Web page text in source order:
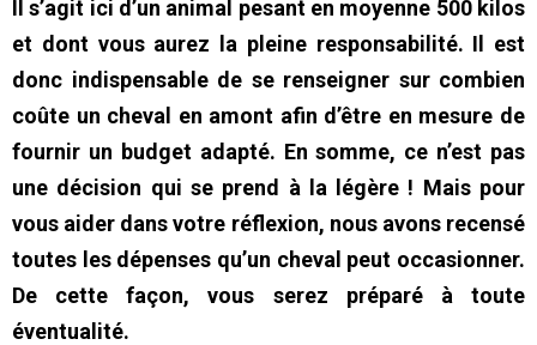
Il s’agit ici d’un animal pesant en moyenne 500 kilos
et dont vous aurez la pleine responsabilité. Il est
donc indispensable de se renseigner sur combien
coûte un cheval en amont afin d’être en mesure de
fournir un budget adapté. En somme, ce n’est pas
une décision qui se prend à la légère ! Mais pour
vous aider dans votre réflexion, nous avons recensé
toutes les dépenses qu’un cheval peut occasionner.
De cette façon, vous serez préparé à toute
éventualité.